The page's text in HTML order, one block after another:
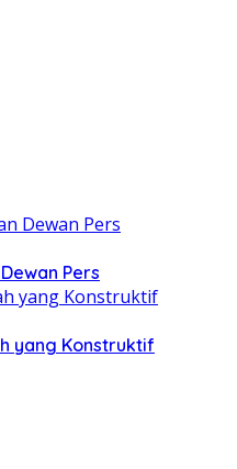
Pers
yang Konstruktif